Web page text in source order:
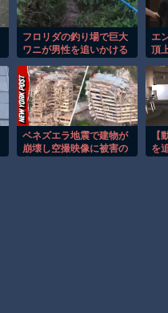
フロリダの釣り場で巨大
ワニが男性を追いかける
エ
頂
ベネズエラ地震で建物が
崩壊し空撮映像に被害の
【
を